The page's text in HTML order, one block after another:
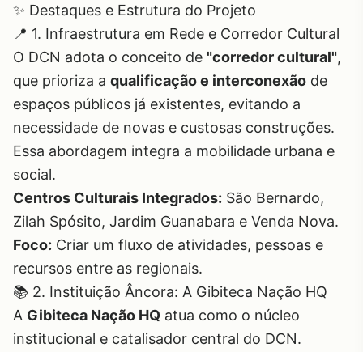
✨ Destaques e Estrutura do Projeto
📍 1. Infraestrutura em Rede e Corredor Cultural
O DCN adota o conceito de "corredor cultural",
que prioriza a qualificação e interconexão de
espaços públicos já existentes, evitando a
necessidade de novas e custosas construções.
Essa abordagem integra a mobilidade urbana e
social.
Centros Culturais Integrados: São Bernardo,
Zilah Spósito, Jardim Guanabara e Venda Nova.
Foco: Criar um fluxo de atividades, pessoas e
recursos entre as regionais.
📚 2. Instituição Âncora: A Gibiteca Nação HQ
A Gibiteca Nação HQ atua como o núcleo
institucional e catalisador central do DCN.